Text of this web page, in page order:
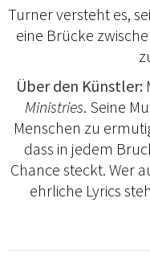
Turner versteht es,
eine Brücke
Über den Künstler:
Ministries. Seine
Menschen zu
dass in jedem
Chance steckt. Wer
ehrliche Lyrics